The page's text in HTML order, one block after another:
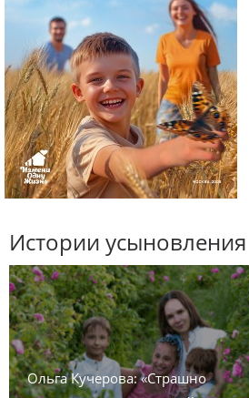
Истории усыновления
Ольга Кучерова: «Страшно